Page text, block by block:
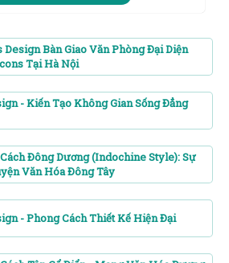
Design Bàn Giao Văn Phòng Đại Diện
Tại Hà Nội
- Kiến Tạo Không Gian Sống Đẳng
Đông Dương (Indochine Style): Sự
Văn Hóa Đông Tây
- Phong Cách Thiết Kế Hiện Đại